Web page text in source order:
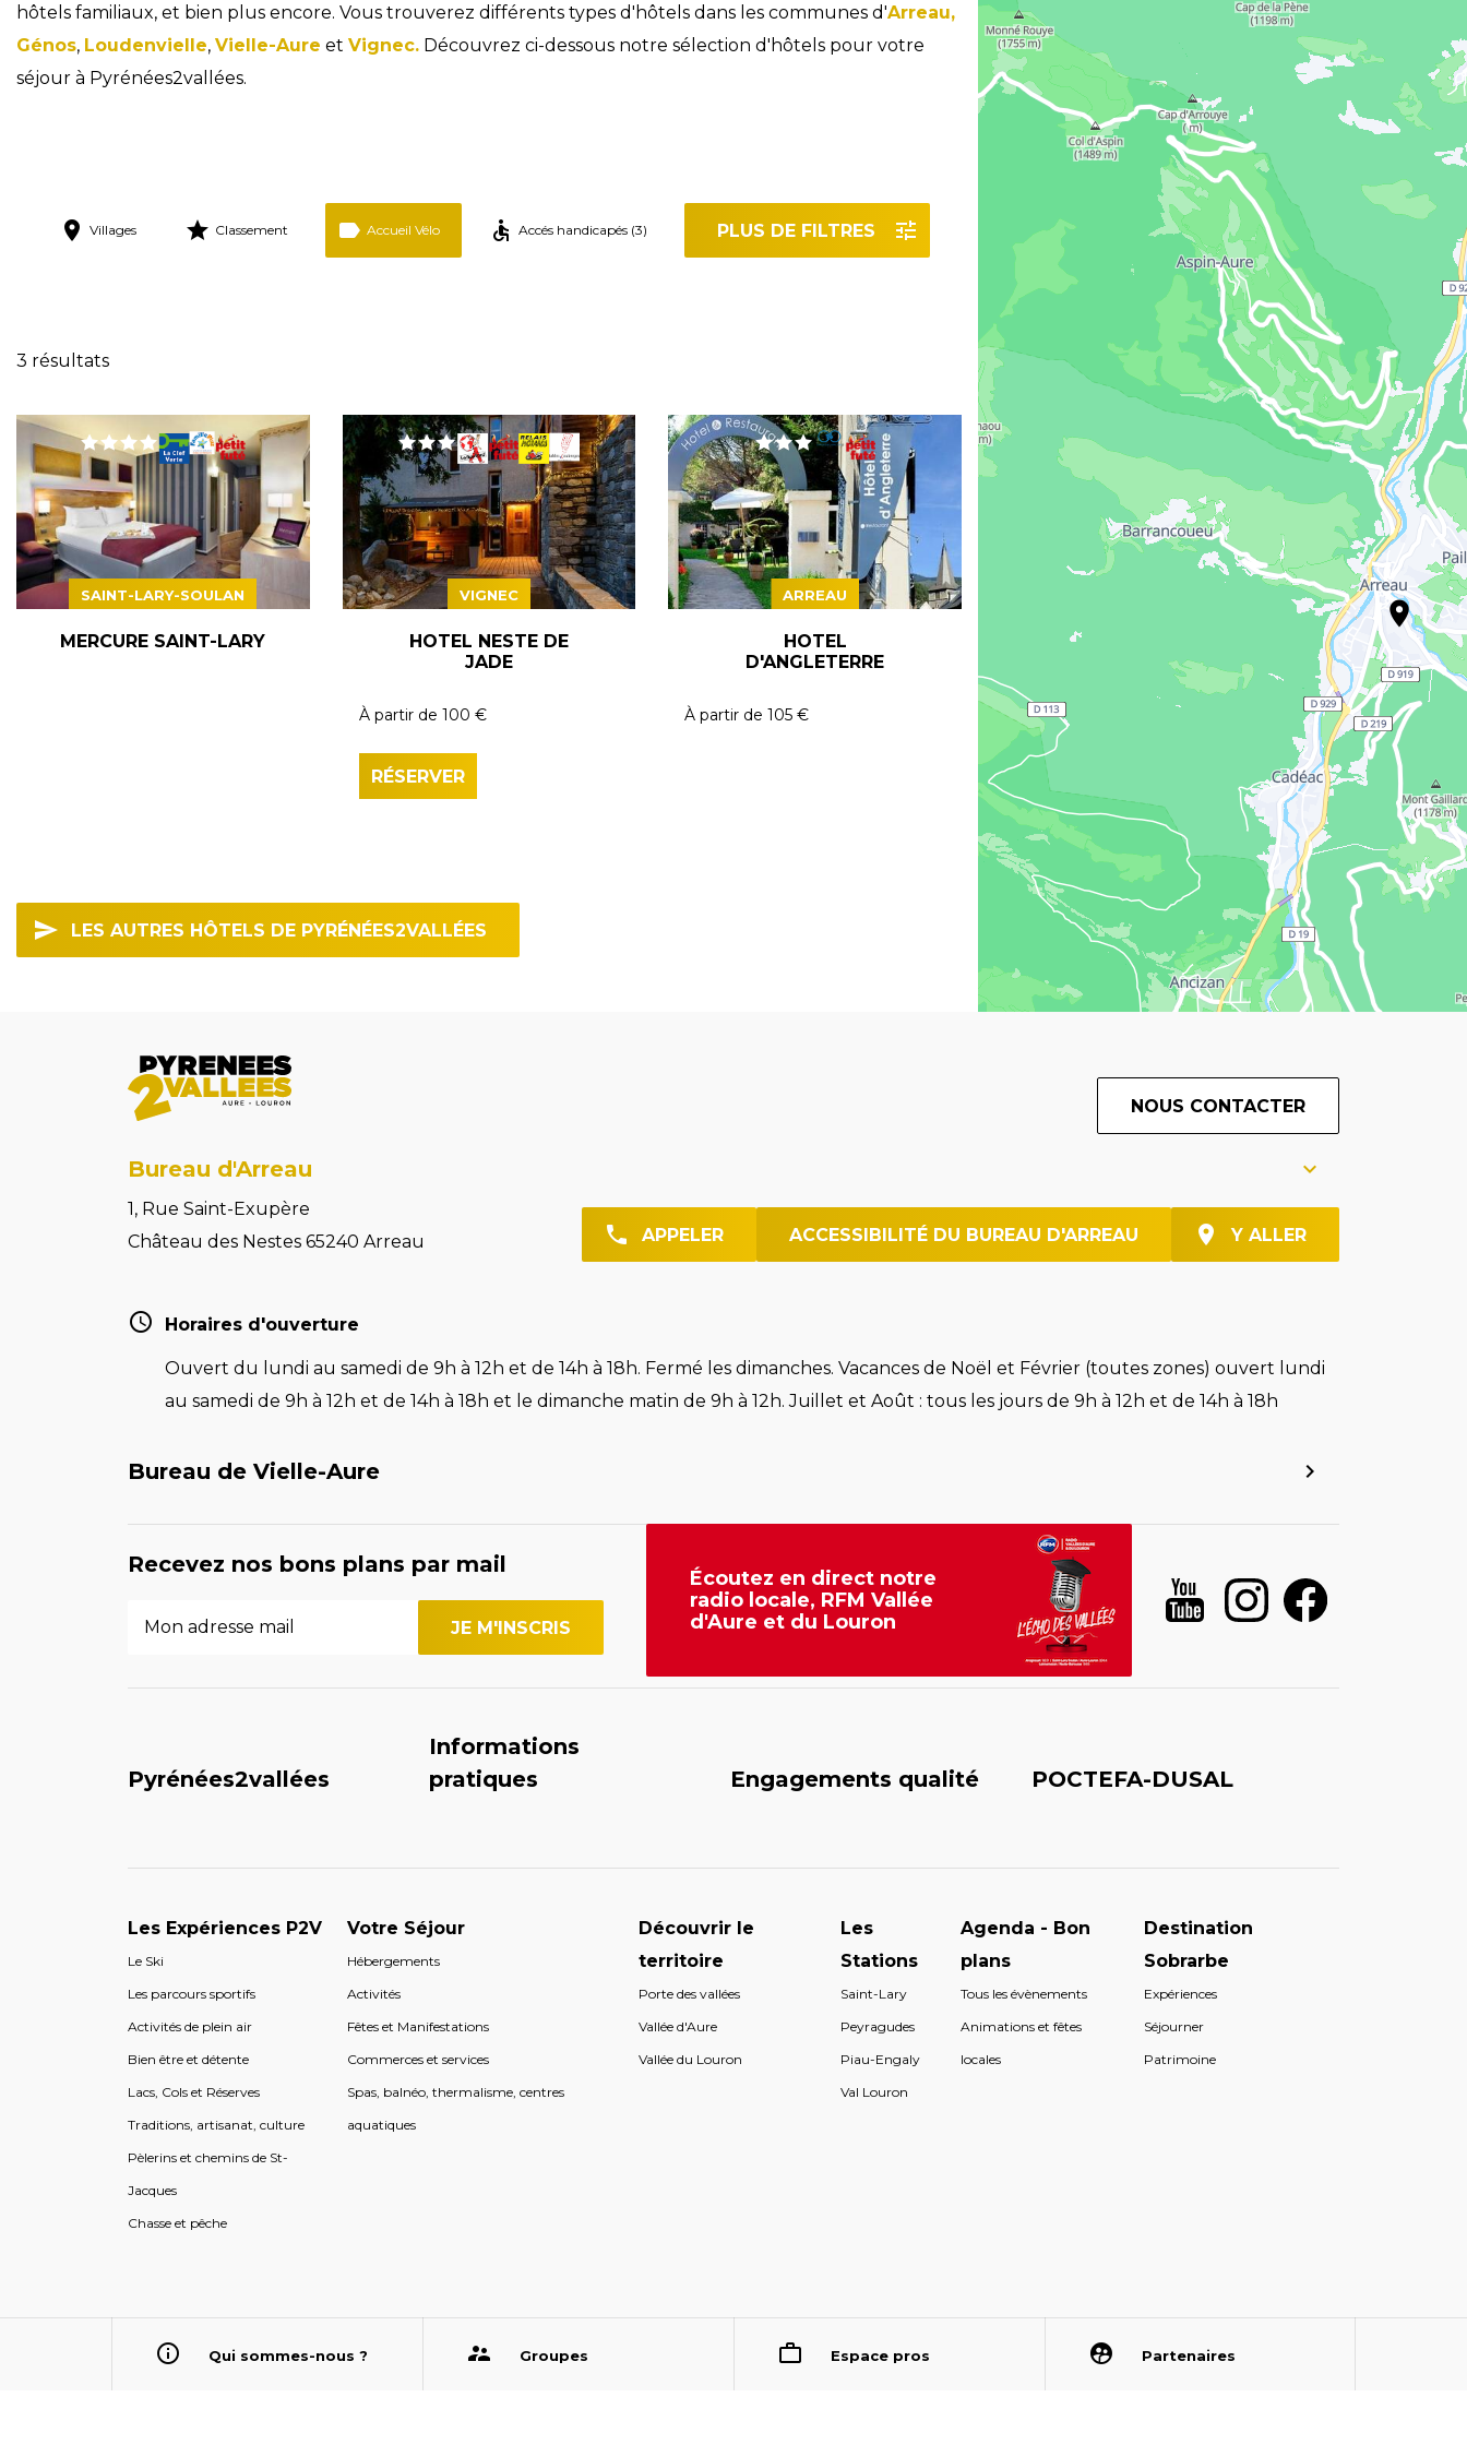
hôtels familiaux, et bien plus encore. Vous trouverez différents types d'hôtels dans les communes d'Arreau,
Génos, Loudenvielle, Vielle-Aure et Vignec. Découvrez ci-dessous notre sélection d'hôtels pour votre
séjour à Pyrénées2vallées.
Villages Classement Accueil Vélo Accés handicapés (3) PLUS DE FILTRES
3 résultats
SAINT-LARY-SOULAN
MERCURE SAINT-LARY
VIGNEC
HOTEL NESTE DE
JADE
À partir de 100 €
RÉSERVER
ARREAU
HOTEL
D'ANGLETERRE
À partir de105 €
LES AUTRES HÔTELS DE PYRÉNÉES2VALLÉES
NOUS CONTACTER
Bureau d'Arreau
1, Rue Saint-Exupère
Château des Nestes 65240 Arreau
APPELER ACCESSIBILITÉ DU BUREAU D'ARREAU Y ALLER
Horaires d'ouverture
Ouvert du lundi au samedi de 9h à 12h et de 14h à 18h. Fermé les dimanches. Vacances de Noël et Février (toutes zones) ouvert lundi
au samedi de 9h à 12h et de 14h à 18h et le dimanche matin de 9h à 12h. Juillet et Août : tous les jours de 9h à 12h et de 14h à 18h
Bureau de Vielle-Aure
Recevez nos bons plans par mail
Écoutez en direct notre
radio locale, RFM Vallée
d'Aure et du Louron
Pyrénées2vallées
Informations
pratiques
Engagements qualité POCTEFA-DUSAL
Les Expériences P2V
Le Ski
Les parcours sportifs
Activités de plein air
Bien être et détente
Lacs, Cols et Réserves
Traditions, artisanat, culture
Pèlerins et chemins de St-
Jacques
Chasse et pêche
Votre Séjour
Hébergements
Activités
Fêtes et Manifestations
Commerces et services
Spas, balnéo, thermalisme, centres
aquatiques
Découvrir le
territoire
Porte des vallées
Vallée d'Aure
Vallée du Louron
Les
Stations
Saint-Lary
Peyragudes
Piau-Engaly
Val Louron
Agenda - Bon
plans
Tous les évènements
Animations et fêtes
locales
Destination
Sobrarbe
Expériences
Séjourner
Patrimoine
Qui sommes-nous ? Groupes Espace pros Partenaires